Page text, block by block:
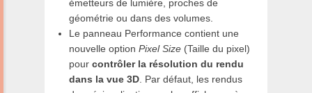
émetteurs de lumière, proches de
géométrie ou dans des volumes.
Le panneau Performance contient une
nouvelle option Pixel Size (Taille du pixel)
pour contrôler la résolution du rendu
dans la vue 3D . Par défaut, les rendus